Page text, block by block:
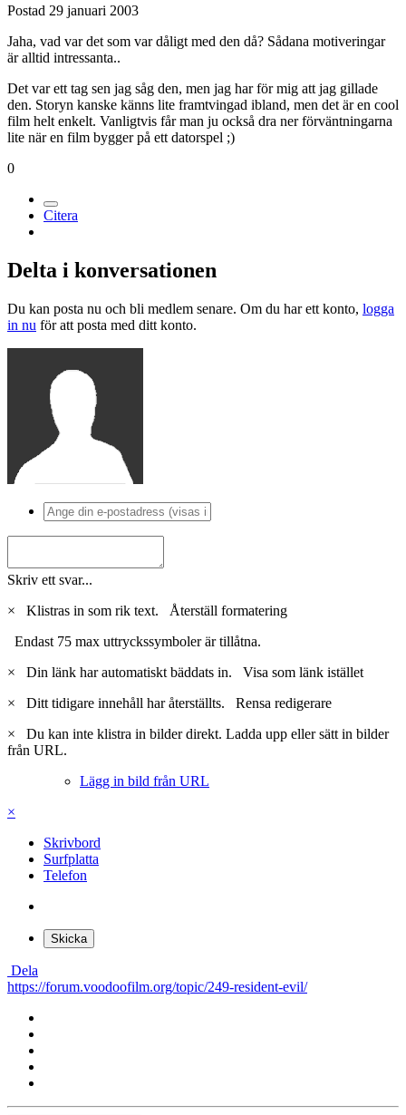
Postad 29 januari 2003
Jaha, vad var det som var dåligt med den då? Sådana motiveringar
är alltid intressanta..
Det var ett tag sen jag såg den, men jag har för mig att jag gillade
den. Storyn kanske känns lite framtvingad ibland, men det är en cool
film helt enkelt. Vanligtvis får man ju också dra ner förväntningarna
lite när en film bygger på ett datorspel ;)
0
Citera
Delta i konversationen
Du kan posta nu och bli medlem senare. Om du har ett konto, logga
in nu för att posta med ditt konto.
Skriv ett svar...
×
Klistras in som rik text. Återställ formatering
Endast 75 max uttryckssymboler är tillåtna.
×
Din länk har automatiskt bäddats in. Visa som länk istället
×
Ditt tidigare innehåll har återställts. Rensa redigerare
×
Du kan inte klistra in bilder direkt. Ladda upp eller sätt in bilder
från URL.
Lägg in bild från URL
×
Skrivbord
Surfplatta
Telefon
Skicka
Dela
https://forum.voodoofilm.org/topic/249-resident-evil/